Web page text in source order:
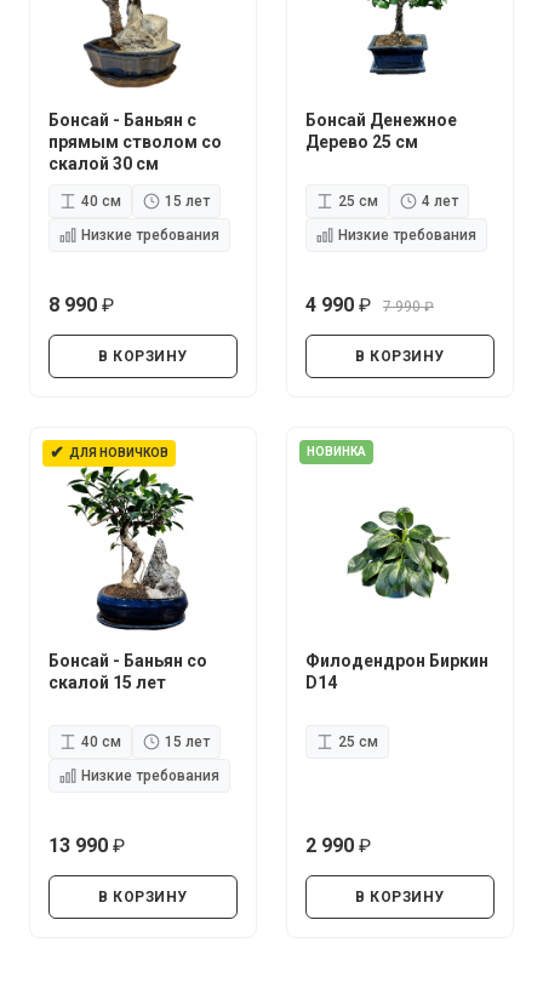
Бонсай - Баньян с
прямым стволом со
скалой 30 см
40 см
15 лет
Низкие требования
8 990
В КОРЗИНУ
Бонсай Денежное
Дерево 25 см
25 см
4 лет
Низкие требования
4 990
7 990
В КОРЗИНУ
✔ ДЛЯ НОВИЧКОВ
Бонсай - Баньян со
скалой 15 лет
40 см
15 лет
Низкие требования
13 990
В КОРЗИНУ
НОВИНКА
Филодендрон Биркин
D14
25 см
2 990
В КОРЗИНУ